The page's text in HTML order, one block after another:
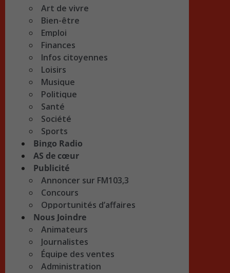
Art de vivre
Bien-être
Emploi
Finances
Infos citoyennes
Loisirs
Musique
Politique
Santé
Société
Sports
Bingo Radio
AS de cœur
Publicité
Annoncer sur FM103,3
Concours
Opportunités d’affaires
Nous Joindre
Animateurs
Journalistes
Équipe des ventes
Administration